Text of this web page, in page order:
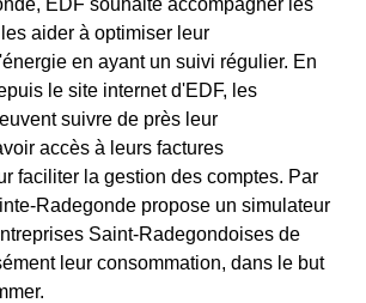
EDF souhaite accompagner les
aider à optimiser leur
en ayant un suivi régulier. En
le site internet d'EDF, les
suivre de près leur
accès à leurs factures
faciliter la gestion des comptes. Par
Radegonde propose un simulateur
Saint-Radegondoises de
leur consommation, dans le but